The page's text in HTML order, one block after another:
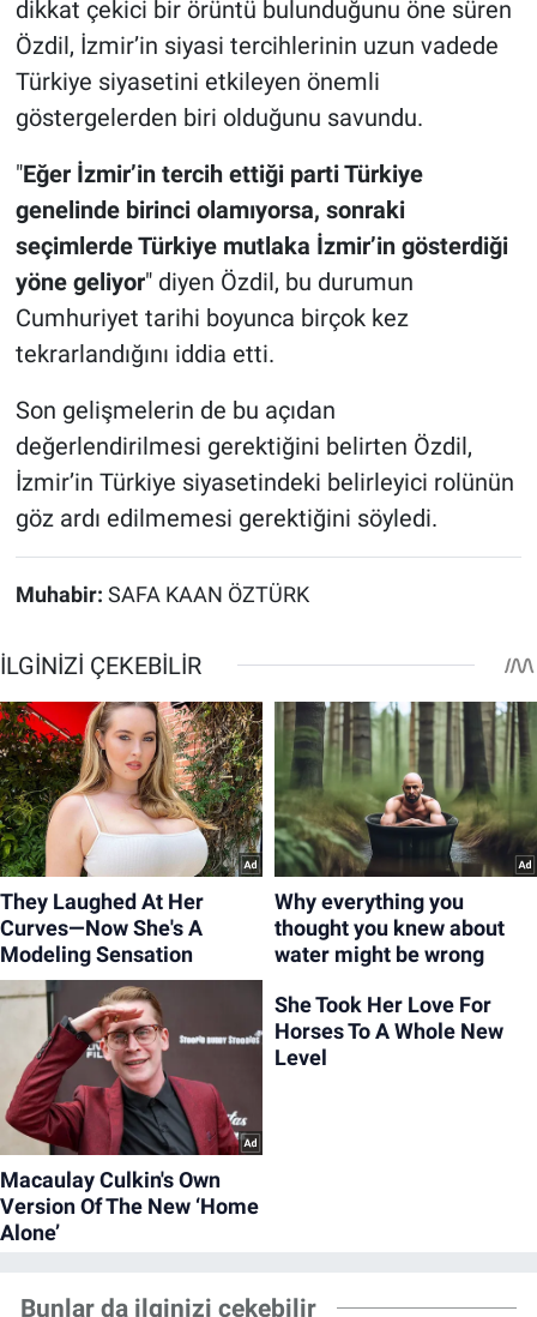
dikkat çekici bir örüntü bulunduğunu öne süren
Özdil, İzmir’in siyasi tercihlerinin uzun vadede
Türkiye siyasetini etkileyen önemli
göstergelerden biri olduğunu savundu.
"Eğer İzmir’in tercih ettiği parti Türkiye
genelinde birinci olamıyorsa, sonraki
seçimlerde Türkiye mutlaka İzmir’in gösterdiği
yöne geliyor" diyen Özdil, bu durumun
Cumhuriyet tarihi boyunca birçok kez
tekrarlandığını iddia etti.
Son gelişmelerin de bu açıdan
değerlendirilmesi gerektiğini belirten Özdil,
İzmir’in Türkiye siyasetindeki belirleyici rolünün
göz ardı edilmemesi gerektiğini söyledi.
Muhabir: SAFA KAAN ÖZTÜRK
Bunlar da ilginizi çekebilir